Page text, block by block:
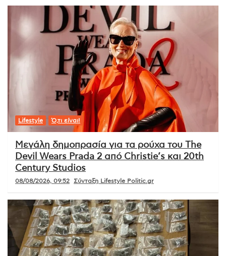
Lifestyle Ό,τι είναι!
Μεγάλη δημοπρασία για τα ρούχα του The
Devil Wears Prada 2 από Christie’s και 20th
Century Studios
08/08/2026, 09:52 Σύνταξη Lifestyle Politic.gr